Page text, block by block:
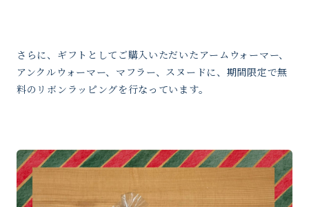
さらに、ギフトとしてご購入いただいたアームウォーマー、
アンクルウォーマー、マフラー、スヌードに、期間限定で無
料のリボンラッピングを行なっています。